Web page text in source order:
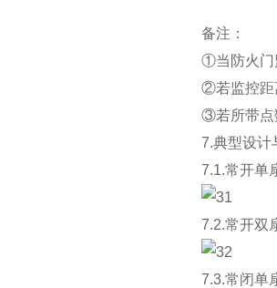
备注：
①当防火门
②若监控距
③若所带点
7.典型设计
7.1.常开单
7.2.常开双
7.3.常闭单